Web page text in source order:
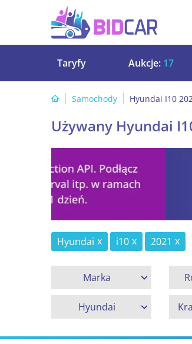
Taryfy Aukcje: 17
Samochody Hyundai I10
Używany Hyundai
Hyundai i10 2021
Marka
Hyundai